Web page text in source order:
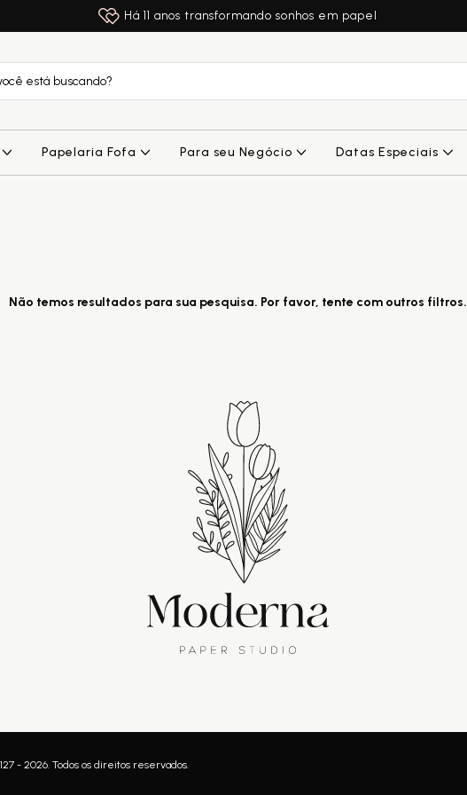
Há 11 anos transformando sonhos em papel
Papelaria Fofa Para seu Negócio Datas Especiais
Não temos resultados para sua pesquisa. Por favor, tente com outros filtros.
- 2026. Todos os direitos reservados.